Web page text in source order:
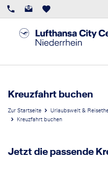
Kreuzfahrt buchen
Zur Startseite Urlaubswelt &
Kreuzfahrt buchen
Jetzt die passende